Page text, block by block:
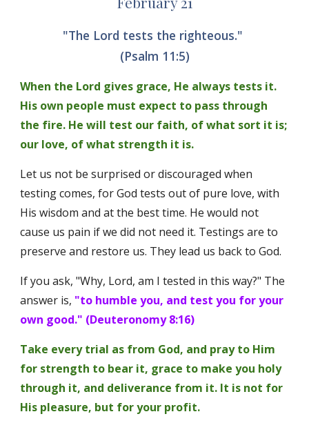
"The Lord tests the righteous."
(Psalm 11:5)
When the Lord gives grace, He always tests it.
His own people must expect to pass through
the fire. He will test our faith, of what sort it is;
our love, of what strength it is.
Let us not be surprised or discouraged when
testing comes, for God tests out of pure love, with
His wisdom and at the best time. He would not
cause us pain if we did not need it. Testings are to
preserve and restore us. They lead us back to God.
If you ask, "Why, Lord, am I tested in this way?" The
answer is, "to humble you, and test you for your
own good." (Deuteronomy 8:16)
Take every trial as from God, and pray to Him
for strength to bear it, grace to make you holy
through it, and deliverance from it. It is not for
His pleasure, but for your profit.